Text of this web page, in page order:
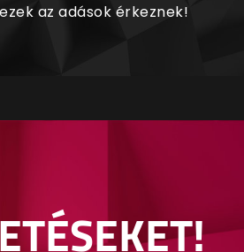
az adások érkeznek!